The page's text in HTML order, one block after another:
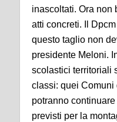
inascoltati. Ora non
atti concreti. Il
questo taglio non
presidente Meloni.
scolastici territoriali
classi: quei Comuni
potranno
previsti per la